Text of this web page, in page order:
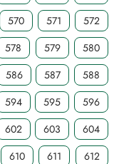
570 571
572
578 579
580
586 587
588
594 595
596
602 603
604
610 611
612